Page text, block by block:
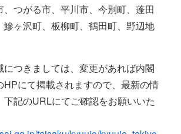
、つがる市、平川市、今別町、蓬田
鰺ヶ沢町、板柳町、鶴田町、野辺地
につきましては、変更があれば内閣
HPにて掲載されますので、最新の情
下記のURLにてご確認をお願いいた